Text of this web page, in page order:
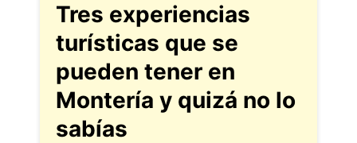
Tres experiencias
turísticas que se
pueden tener en
Montería y quizá no lo
sabías